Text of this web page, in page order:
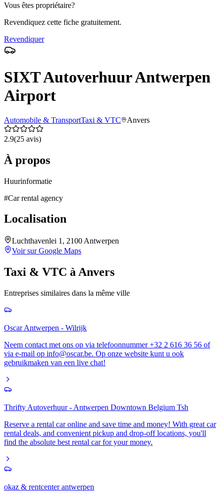
Vous êtes propriétaire?
Revendiquez cette fiche gratuitement.
Revendiquer
SIXT Autoverhuur Antwerpen
Airport
Automobile & TransportTaxi & VTC Anvers
2.9(25 avis)
À propos
Huurinformatie
#Car rental agency
Localisation
Luchthavenlei 1, 2100 Antwerpen
Voir sur Google Maps
Taxi & VTC àAnvers
Entreprises similaires dans la même ville
Oscar Antwerpen - Wilrijk
Neem contact met ons op via telefoonnummer +32 2 616 36 56 of
via e-mail op info@oscar.be. Op onze website kunt u ook
gebruikmaken van een live chat!
Thrifty Autoverhuur - Antwerpen Downtown Belgium Tsh
Reserve a rental car online and save time and money! With great car
rental deals, and convenient pickup and drop-off locations, you'll
find the absolute best rental car for your money.
okaz & rentcenter antwerpen